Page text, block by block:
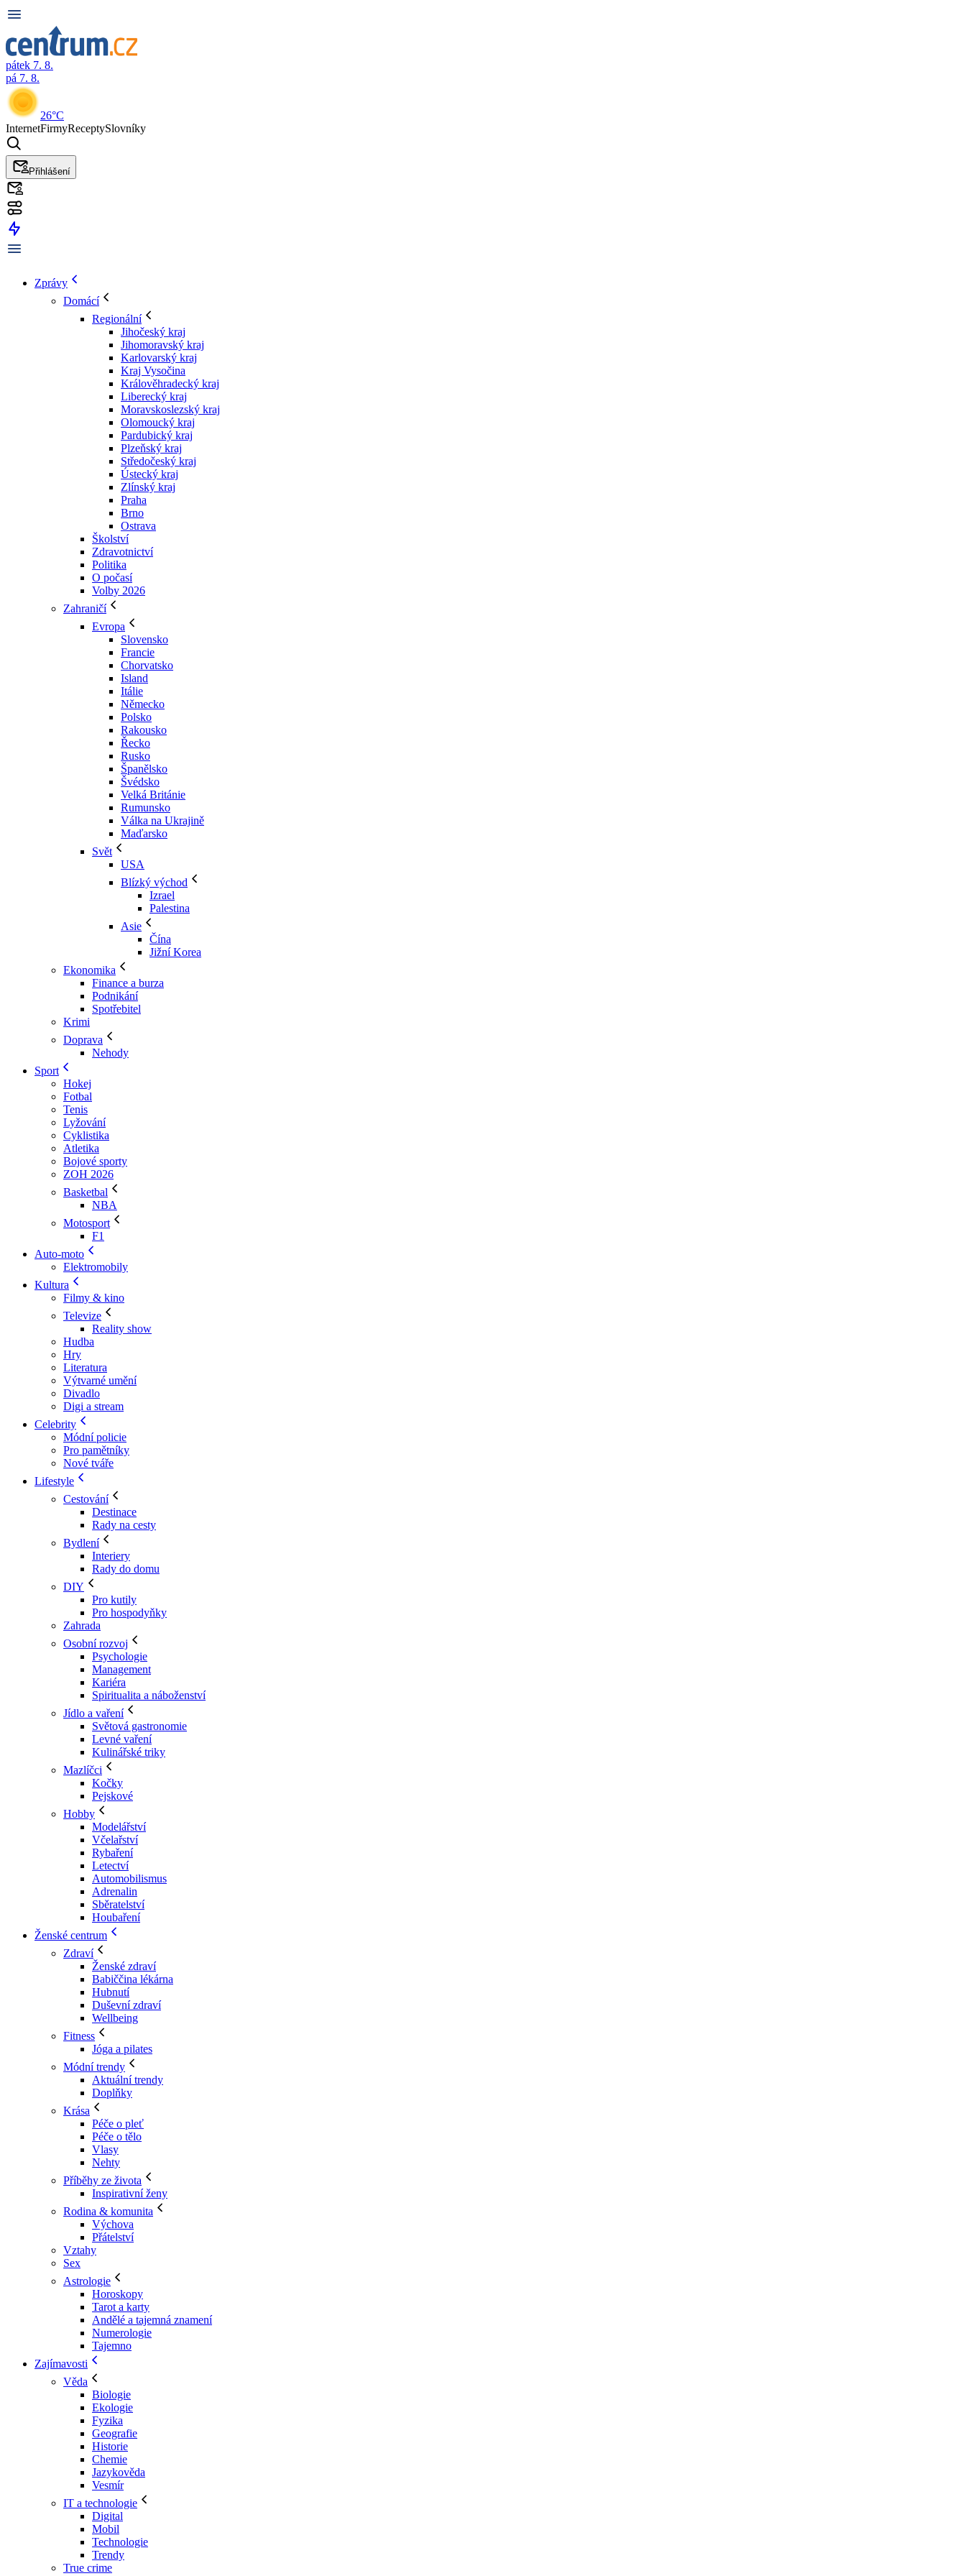
pátek 7. 8.
pá 7. 8.
26°C
InternetFirmyReceptySlovníky
Přihlášení
Zprávy
Domácí
Regionální
Jihočeský kraj
Jihomoravský kraj
Karlovarský kraj
Kraj Vysočina
Králověhradecký kraj
Liberecký kraj
Moravskoslezský kraj
Olomoucký kraj
Pardubický kraj
Plzeňský kraj
Středočeský kraj
Ústecký kraj
Zlínský kraj
Praha
Brno
Ostrava
Školství
Zdravotnictví
Politika
O počasí
Volby 2026
Zahraničí
Evropa
Slovensko
Francie
Chorvatsko
Island
Itálie
Německo
Polsko
Rakousko
Řecko
Rusko
Španělsko
Švédsko
Velká Británie
Rumunsko
Válka na Ukrajině
Maďarsko
Svět
USA
Blízký východ
Izrael
Palestina
Asie
Čína
Jižní Korea
Ekonomika
Finance a burza
Podnikání
Spotřebitel
Krimi
Doprava
Nehody
Sport
Hokej
Fotbal
Tenis
Lyžování
Cyklistika
Atletika
Bojové sporty
ZOH 2026
Basketbal
NBA
Motosport
F1
Auto-moto
Elektromobily
Kultura
Filmy & kino
Televize
Reality show
Hudba
Hry
Literatura
Výtvarné umění
Divadlo
Digi a stream
Celebrity
Módní policie
Pro pamětníky
Nové tváře
Lifestyle
Cestování
Destinace
Rady na cesty
Bydlení
Interiery
Rady do domu
DIY
Pro kutily
Pro hospodyňky
Zahrada
Osobní rozvoj
Psychologie
Management
Kariéra
Spiritualita a náboženství
Jídlo a vaření
Světová gastronomie
Levné vaření
Kulinářské triky
Mazlíčci
Kočky
Pejskové
Hobby
Modelářství
Včelařství
Rybaření
Letectví
Automobilismus
Adrenalin
Sběratelství
Houbaření
Ženské centrum
Zdraví
Ženské zdraví
Babiččina lékárna
Hubnutí
Duševní zdraví
Wellbeing
Fitness
Jóga a pilates
Módní trendy
Aktuální trendy
Doplňky
Krása
Péče o pleť
Péče o tělo
Vlasy
Nehty
Příběhy ze života
Inspirativní ženy
Rodina & komunita
Výchova
Přátelství
Vztahy
Sex
Astrologie
Horoskopy
Tarot a karty
Andělé a tajemná znamení
Numerologie
Tajemno
Zajímavosti
Věda
Biologie
Ekologie
Fyzika
Geografie
Historie
Chemie
Jazykověda
Vesmír
IT a technologie
Digital
Mobil
Technologie
Trendy
True crime